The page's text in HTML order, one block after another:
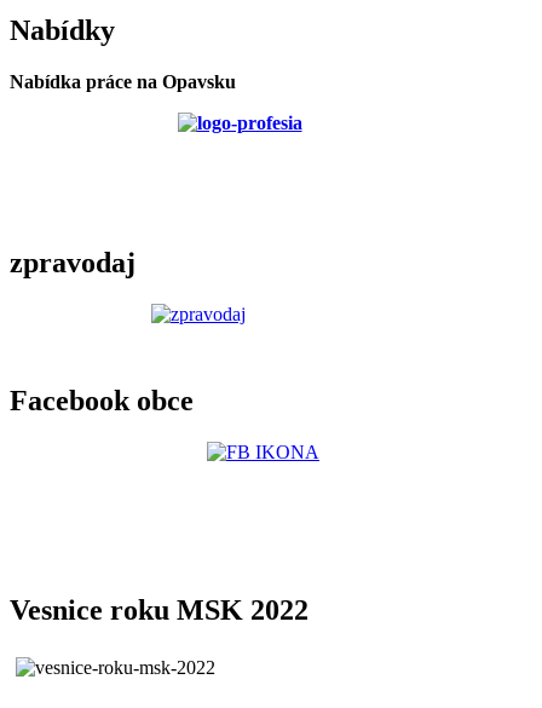
Nabídky
Nabídka práce na Opavsku
zpravodaj
Facebook obce
Vesnice roku MSK 2022